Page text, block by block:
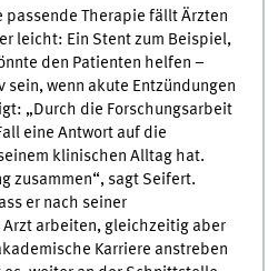
passende Therapie fällt Ärzten
leicht: Ein Stent zum Beispiel,
den Patienten helfen –
wenn akute Entzündungen
„Durch die Forschungsarbeit
eine Antwort auf die
klinischen Alltag hat.
zusammen“, sagt Seifert.
er nach seiner
arbeiten, gleichzeitig aber
Karriere anstreben